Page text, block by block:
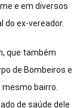
e em diversos
do ex-vereador.
que também
de Bombeiros e
mesmo bairro.
de saúde dele